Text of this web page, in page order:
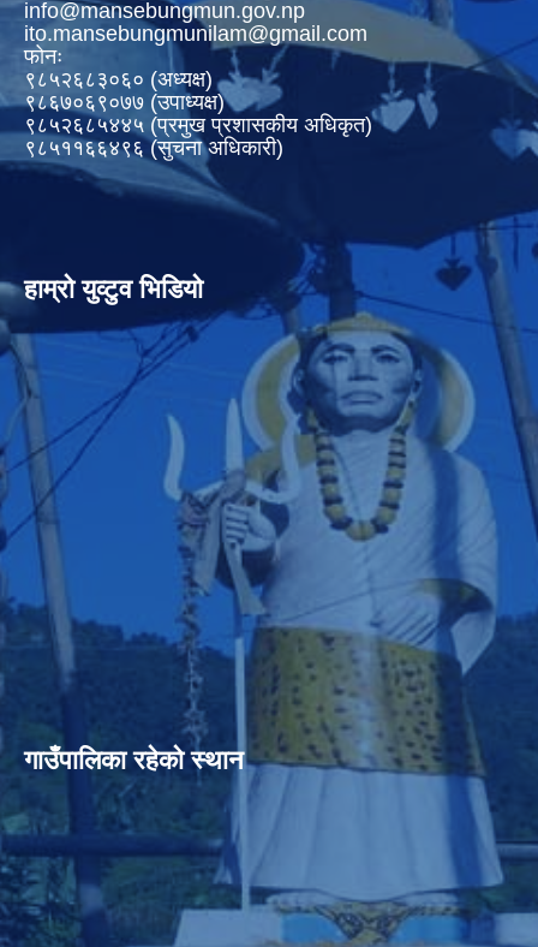
info@mansebungmun.gov.np
ito.mansebungmunilam@gmail.com
फोनः
९८५२६८३०६० (अध्यक्ष)
९८६७०६९०७७ (उपाध्यक्ष)
९८५२६८५४४५ (प्रमुख प्रशासकीय अधिकृत)
९८५११६६४९६ (सुचना अधिकारी)
हाम्रो युव्टुव भिडियो
गाउँपालिका रहेको स्थान